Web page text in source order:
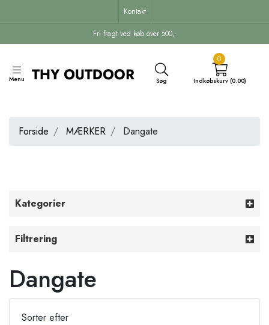
Fri fragt ved køb over 500,-
Kontakt
Menu Søg
0
Indkøbskurv (0.00)
Forside MÆRKER Dangate
Kategorier
Filtrering
Dangate
Sorter efter